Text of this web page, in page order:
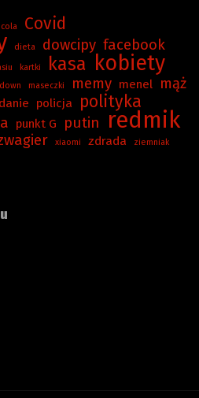
cola Covid
dieta dowcipy facebook
kartki kasa kobiety
maseczki memy menel mąż
policja polityka
punkt G putin redmik
xiaomi zdrada
ziemniak